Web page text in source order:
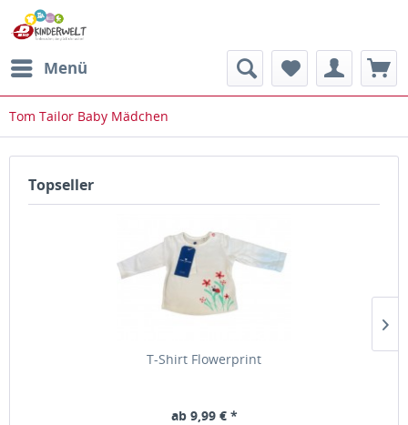
Menü
Tom Tailor Baby Mädchen
Topseller
T-Shirt Flowerprint
ab 9,99 € *